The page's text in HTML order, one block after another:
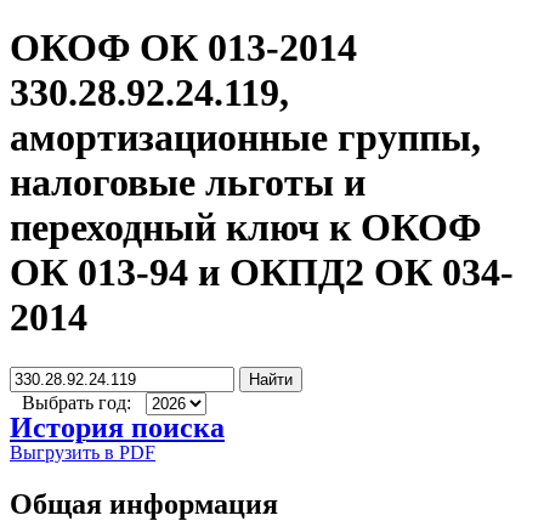
ОКОФ ОК 013-2014
330.28.92.24.119,
амортизационные группы,
налоговые льготы и
переходный ключ к ОКОФ
ОК 013-94 и ОКПД2 ОК 034-
2014
Найти
Выбрать год:
История поиска
Выгрузить в PDF
Общая информация